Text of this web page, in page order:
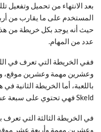
بعد الانتهاء من تحميل وتفعيل
المستخدم على ما يقارب من
حيث أنه يوجد بكل خريطة من
عدد من المهام.
وعشرين مهمة وعشرين موقع،
باللعبة، أما الخريطة الثانية
Skeld فهي تحتوي على سبعة عشر مهمة وأربعة عشر موقع.
وعشرين مهمة وأربعة عشر موقع،